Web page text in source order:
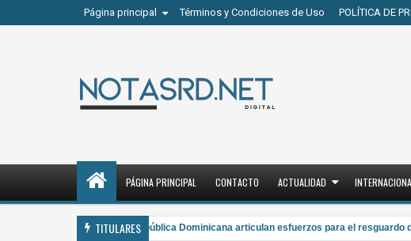
Página principal Términos y Condiciones de Uso POLÍTICA DE
PÁGINA PRINCIPAL CONTACTO ACTUALIDAD
TITULARES
ETED y la Armada de República Dominicana articulan esfuerzos para el resguardo